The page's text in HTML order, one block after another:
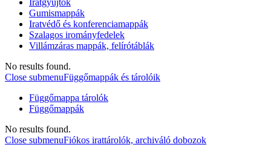
Iratgyűjtők
Gumismappák
Iratvédő és konferenciamappák
Szalagos irományfedelek
Villámzáras mappák, felírótáblák
No results found.
Close submenuFüggőmappák és tárolóik
Függőmappa tárolók
Függőmappák
No results found.
Close submenuFiókos irattárolók, archiváló dobozok